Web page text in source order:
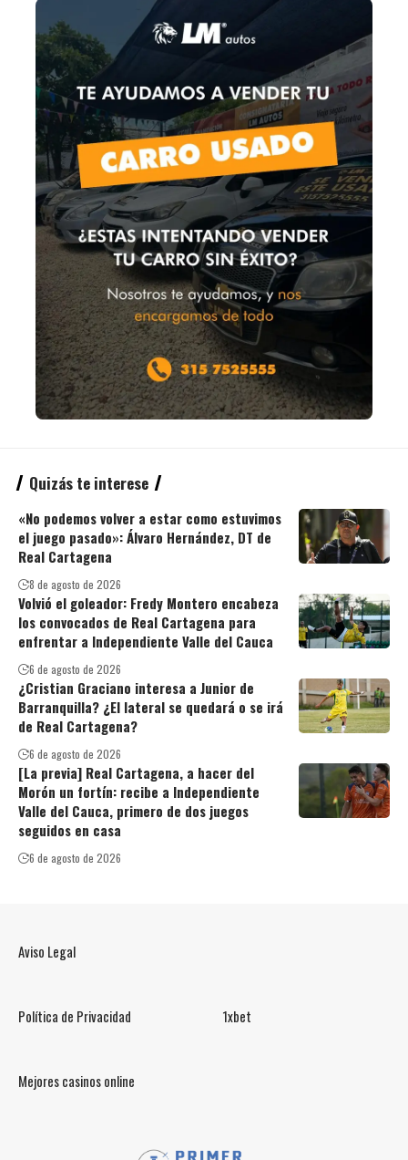
Quizás te interese
«No podemos volver a estar como estuvimos
el juego pasado»: Álvaro Hernández, DT de
Real Cartagena
8 de agosto de 2026
Volvió el goleador: Fredy Montero encabeza
los convocados de Real Cartagena para
enfrentar a Independiente Valle del Cauca
6 de agosto de 2026
¿Cristian Graciano interesa a Junior de
Barranquilla? ¿El lateral se quedará o se irá
de Real Cartagena?
6 de agosto de 2026
[La previa] Real Cartagena, a hacer del
Morón un fortín: recibe a Independiente
Valle del Cauca, primero de dos juegos
seguidos en casa
6 de agosto de 2026
Aviso Legal
Política de Privacidad 1xbet
Mejores casinos online